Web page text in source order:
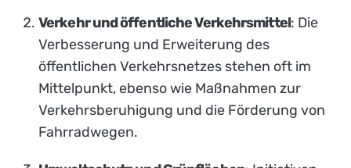
Verkehr und öffentliche Verkehrsmittel: Die
Verbesserung und Erweiterung des
öffentlichen Verkehrsnetzes stehen oft im
Mittelpunkt, ebenso wie Maßnahmen zur
Verkehrsberuhigung und die Förderung von
Fahrradwegen.